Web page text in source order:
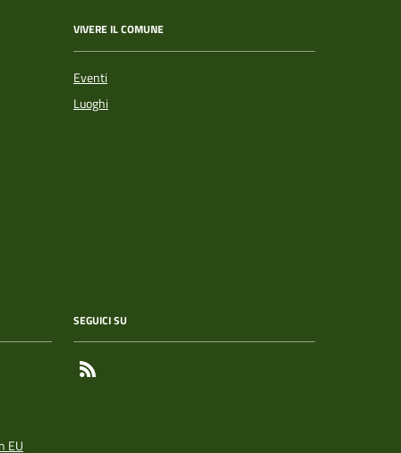
VIVERE IL COMUNE
Eventi
Luoghi
EU
SEGUICI SU